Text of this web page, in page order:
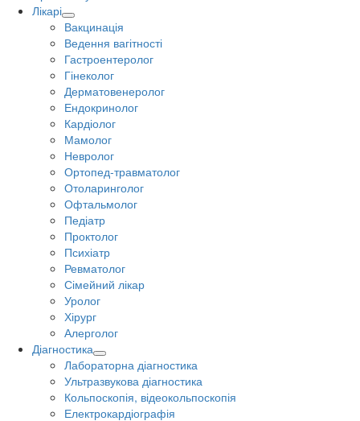
Лікарі
Вакцинація
Ведення вагітності
Гастроентеролог
Гінеколог
Дерматовенеролог
Ендокринолог
Кардіолог
Мамолог
Невролог
Ортопед-травматолог
Отоларинголог
Офтальмолог
Педіатр
Проктолог
Психіатр
Ревматолог
Сімейний лікар
Уролог
Хірург
Алерголог
Діагностика
Лабораторна діагностика
Ультразвукова діагностика
Кольпоскопія, відеокольпоскопія
Електрокардіографія